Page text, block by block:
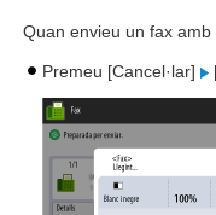
Quan envieu un fax
Premeu [Cancel·lar]